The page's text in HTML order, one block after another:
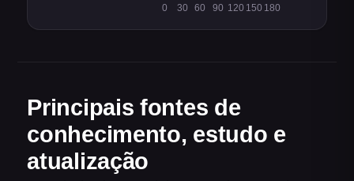
Principais fontes de
conhecimento, estudo e
atualização